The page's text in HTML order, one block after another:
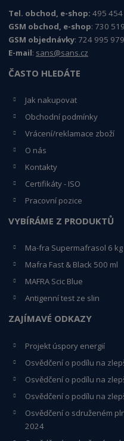
Tel. obchod, e-shop: 495
GSM obchod, e-shop: 730
GSM objednávky: 724 995 979
E-mail: sans@sans.cz
ČASTO HLEDÁTE
Jak nakupovat
Obchodní podmínky
Vrácení/reklamace zboží
O nás
Kontakty
Certifikáty - ISO
Pracovní pozice
VYBÍRÁME Z PRODUKTŮ
Ma-fra Supermafrasol 6 kg
Mafra Fast & Black 500 ml
MAFRA Scic Blue
Antigenní test ze slin
ZAJÍMAVÉ ODKAZY
Projekt úspory energií
Osvědčení o podílu na
Osvědčení o podílu na
Osvědčení o podílu na
Osvědčení o sdruženém
2024